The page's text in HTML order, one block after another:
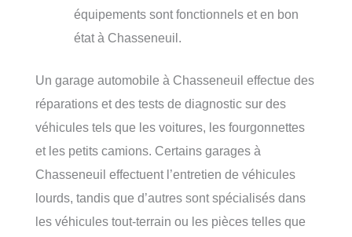
équipements sont fonctionnels et en bon
état à Chasseneuil.
Un garage automobile à Chasseneuil effectue des
réparations et des tests de diagnostic sur des
véhicules tels que les voitures, les fourgonnettes
et les petits camions. Certains garages à
Chasseneuil effectuent l’entretien de véhicules
lourds, tandis que d’autres sont spécialisés dans
les véhicules tout-terrain ou les pièces telles que